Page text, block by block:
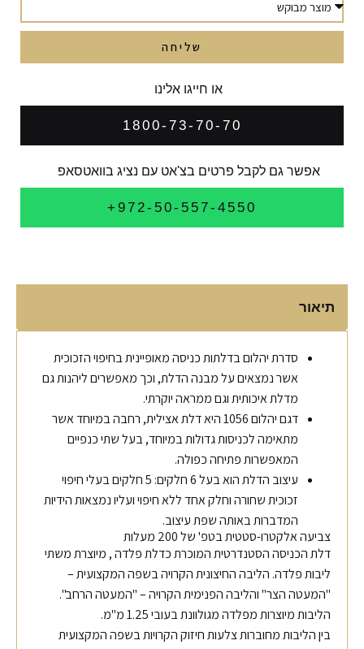
שליחה
או חייגו אלינו
1800-73-70-70
אפשר גם לקבל פרטים בצ'אט עם נציג בוואטסאפ
972-50-557-4550+
תיאור
סדרת יהלום בדלתות כניסה מאופיינית בחיפוי הזכוכית
אשר נמצאים על מבנה הדלת, וכך מאפשרים ליהנות גם
מדלת איכותית וגם ממראה יוקרתי.
דגם יהלום 1056 היא דלת אצילית, רחבה במיוחד אשר
מתאימה לכניסות גדולות במיוחד, בעל שתי כנפיים
המאפשרות פתיחה כפולה.
עיצוב הדלת הוא בעל 6 חלקים: 5 חלקים בעלי חיפוי
זכוכית שחורה וחלק אחד ללא חיפוי ועליו נמצאות הידיות
המדברות באותה שפת עיצוב.
צביעה אלקטרו-סטטית בטפ' של 200 מעלות
דלת הכניסה הסטנדרטית המוכרת כדלת פלדה , מיוצרת משתי
ליבות פלדה. הליבה החיצונית הקרויה בשפה המקצועית –
"המעטה הצר" והליבה הפנימית הקרויה – "המעטה הרחב".
הליבות מיוצרות מפלדה מגולוונת בעובי 1.25 מ"מ.
בין הליבות מחוברות צלעות חיזוק הקרויות בשפה המקצועית